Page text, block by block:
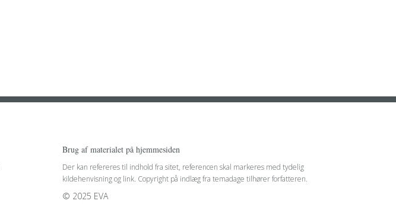
Brug af materialet på hjemmesiden
Der kan refereres til indhold fra sitet, referencen skal markeres med tydelig
kildehenvisning og link. Copyright på indlæg fra temadage tilhører forfatteren.
© 2025 EVA